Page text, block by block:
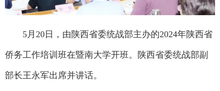
5月20日，由陕西省委统战部主办的2024年陕西省
侨务工作培训班在暨南大学开班。陕西省委统战部副
部长王永军出席并讲话。